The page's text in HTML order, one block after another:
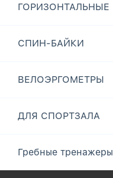
ГОРИЗОНТАЛЬНЫЕ
СПИН-БАЙКИ
ВЕЛОЭРГОМЕТРЫ
ДЛЯ СПОРТЗАЛА
Гребные тренажеры